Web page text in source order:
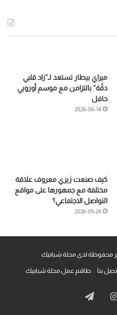
ميراي بيطار تستعد لـ”زاد قلبي
دقّة” بالتزامن مع موسم أوروبي
حافل
2026-06-14
كيف صنعت زيزي معروف علاقة
مختلفة مع جمهورها على مواقع
التواصل الاجتماعي؟
2026-05-24
محفوظة لدى مجلة شبابيك
بنا طاقم عمل مجلة شبابيك
انستقرامتيلقرام